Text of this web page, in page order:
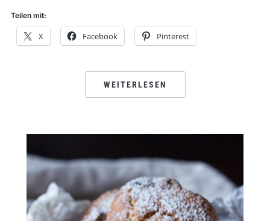
Teilen mit:
X Facebook Pinterest
WEITERLESEN